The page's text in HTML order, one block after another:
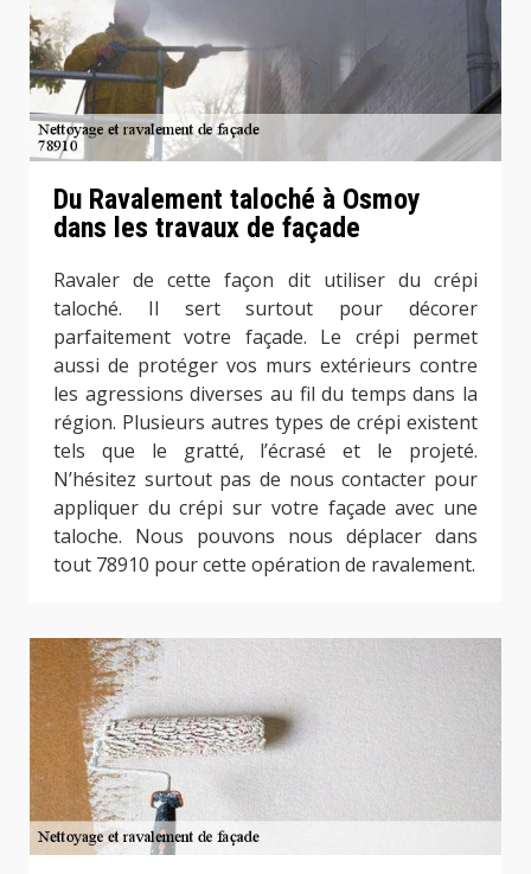
Du Ravalement taloché à Osmoy
dans les travaux de façade
Ravaler de cette façon dit utiliser du crépi
taloché. Il sert surtout pour décorer
parfaitement votre façade. Le crépi permet
aussi de protéger vos murs extérieurs contre
les agressions diverses au fil du temps dans la
région. Plusieurs autres types de crépi existent
tels que le gratté, l’écrasé et le projeté.
N’hésitez surtout pas de nous contacter pour
appliquer du crépi sur votre façade avec une
taloche. Nous pouvons nous déplacer dans
tout 78910 pour cette opération de ravalement.